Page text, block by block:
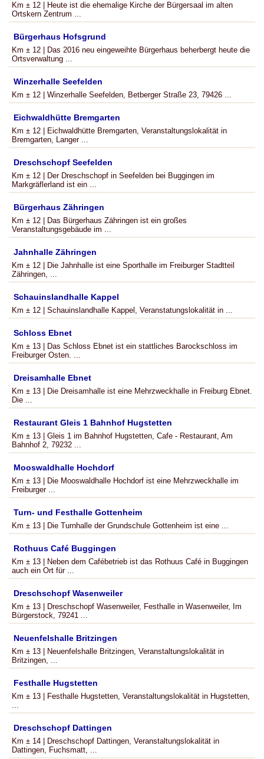
Km ± 12 | Heute ist die ehemalige Kirche der Bürgersaal im alten
Ortskern Zentrum ...
Bürgerhaus Hofsgrund
Km ± 12 | Das 2016 neu eingeweihte Bürgerhaus beherbergt heute die
Ortsverwaltung ...
Winzerhalle Seefelden
Km ± 12 | Winzerhalle Seefelden, Betberger Straße 23, 79426 ...
Eichwaldhütte Bremgarten
Km ± 12 | Eichwaldhütte Bremgarten, Veranstaltungslokalität in
Bremgarten, Langer ...
Dreschschopf Seefelden
Km ± 12 | Der Dreschschopf in Seefelden bei Buggingen im
Markgräflerland ist ein ...
Bürgerhaus Zähringen
Km ± 12 | Das Bürgerhaus Zähringen ist ein großes
Veranstaltungsgebäude im ...
Jahnhalle Zähringen
Km ± 12 | Die Jahnhalle ist eine Sporthalle im Freiburger Stadtteil
Zähringen, ...
Schauinslandhalle Kappel
Km ± 12 | Schauinslandhalle Kappel, Veranstatungslokalität in ...
Schloss Ebnet
Km ± 13 | Das Schloss Ebnet ist ein stattliches Barockschloss im
Freiburger Osten. ...
Dreisamhalle Ebnet
Km ± 13 | Die Dreisamhalle ist eine Mehrzweckhalle in Freiburg Ebnet.
Die ...
Restaurant Gleis 1 Bahnhof Hugstetten
Km ± 13 | Gleis 1 im Bahnhof Hugstetten, Cafe - Restaurant, Am
Bahnhof 2, 79232 ...
Mooswaldhalle Hochdorf
Km ± 13 | Die Mooswaldhalle Hochdorf ist eine Mehrzweckhalle im
Freiburger ...
Turn- und Festhalle Gottenheim
Km ± 13 | Die Turnhalle der Grundschule Gottenheim ist eine ...
Rothuus Café Buggingen
Km ± 13 | Neben dem Cafébetrieb ist das Rothuus Café in Buggingen
auch ein Ort für ...
Dreschschopf Wasenweiler
Km ± 13 | Dreschschopf Wasenweiler, Festhalle in Wasenweiler, Im
Bürgerstock, 79241 ...
Neuenfelshalle Britzingen
Km ± 13 | Neuenfelshalle Britzingen, Veranstaltungslokalität in
Britzingen, ...
Festhalle Hugstetten
Km ± 13 | Festhalle Hugstetten, Veranstaltungslokalität in Hugstetten,
...
Dreschschopf Dattingen
Km ± 14 | Dreschschopf Dattingen, Veranstaltungslokalität in
Dattingen, Fuchsmatt, ...